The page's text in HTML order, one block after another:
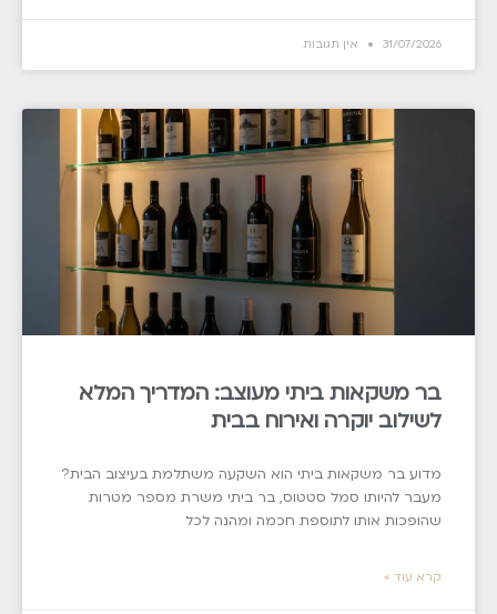
31/07/2026 אין תגובות
בר משקאות ביתי מעוצב: המדריך המלא
לשילוב יוקרה ואירוח בבית
מדוע בר משקאות ביתי הוא השקעה משתלמת בעיצוב הבית?
מעבר להיותו סמל סטטוס, בר ביתי משרת מספר מטרות
שהופכות אותו לתוספת חכמה ומהנה לכל
קרא עוד »